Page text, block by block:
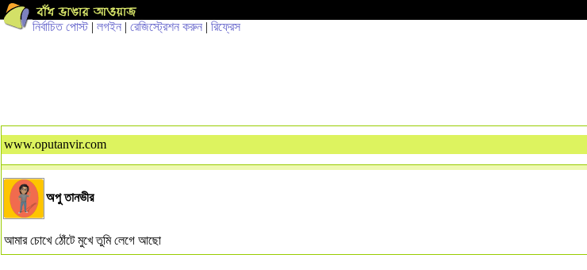
নির্বাচিত পোস্ট| লগইন | রেজিস্ট্রেশন করুন | রিফ্রেস
www.oputanvir.com
অপু তানভীর
আমার চোখে ঠোঁটে মুখে তুমি লেগে আছো